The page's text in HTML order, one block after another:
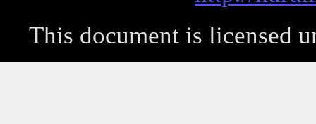
This document is licensed